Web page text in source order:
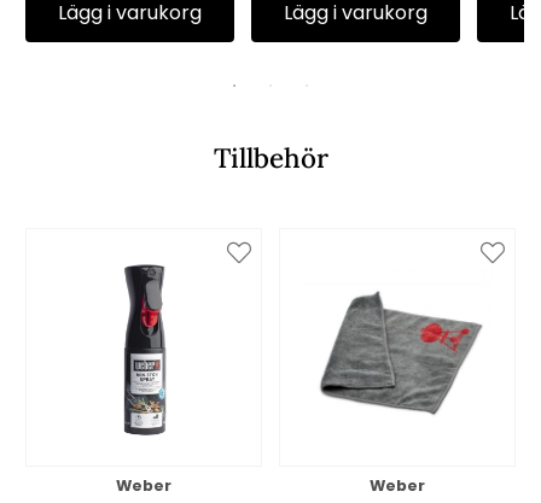
Lägg i varukorg Lägg i varukorg
Tillbehör
Weber Weber